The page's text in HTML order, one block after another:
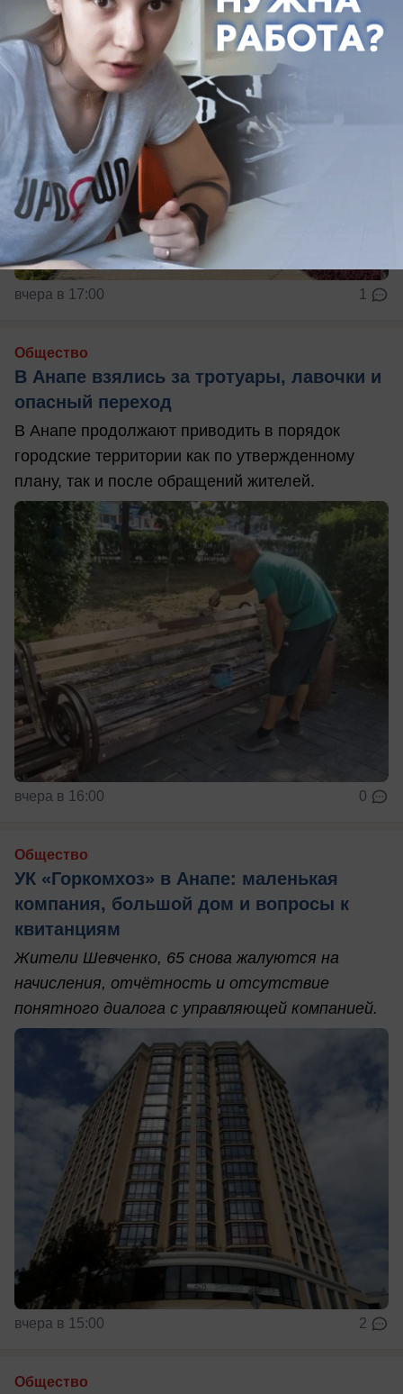
вчера в 17:00 1
Общество
В Анапе взялись за тротуары, лавочки и
опасный переход
В Анапе продолжают приводить в порядок
городские территории как по утвержденному
плану, так и после обращений жителей.
вчера в 16:00 0
Общество
УК «Горкомхоз» в Анапе: маленькая
компания, большой дом и вопросы к
квитанциям
Жители Шевченко, 65 снова жалуются на
начисления, отчётность и отсутствие
понятного диалога с управляющей компанией.
вчера в 15:00 2
Общество